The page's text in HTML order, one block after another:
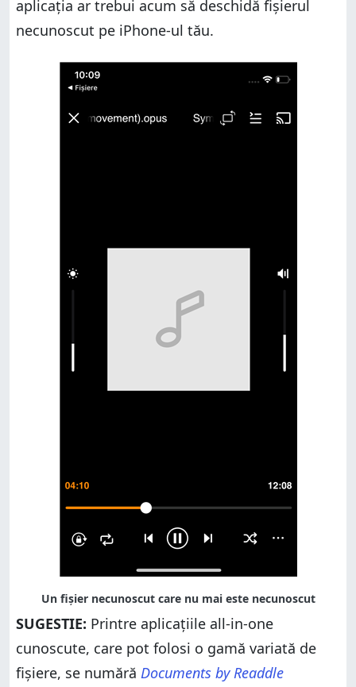
aplicația ar trebui acum să deschidă fișierul
necunoscut pe iPhone-ul tău.
SUGESTIE: Printre aplicațiile all-in-one
cunoscute, care pot folosi o gamă variată de
fișiere, se numără Documents by Readdle